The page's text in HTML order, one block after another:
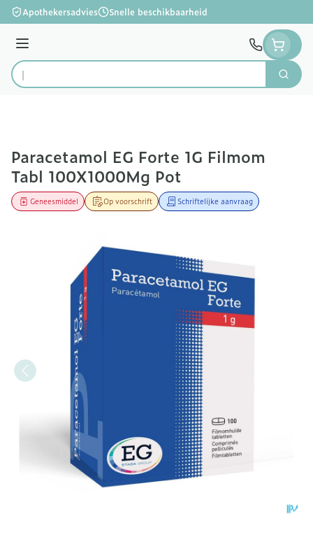
Ga naar de inhoud
Apothekersadvies Snelle beschikbaarheid
Menu
Product, merk, categorie...
Zoek
Paracetamol EG Forte 1G Filmom
Tabl 100X1000Mg Pot
Op voorschrift
Geneesmiddel Schriftelijke aanvraag